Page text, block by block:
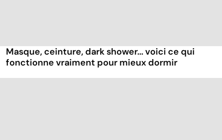
Masque, ceinture, dark shower... voici ce qui
fonctionne vraiment pour mieux dormir